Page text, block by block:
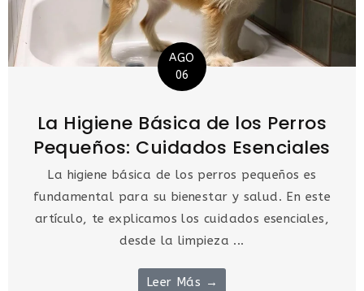
AGO
06
La Higiene Básica de los Perros
Pequeños: Cuidados Esenciales
La higiene básica de los perros pequeños es
fundamental para su bienestar y salud. En este
artículo, te explicamos los cuidados esenciales,
desde la limpieza ...
Leer Más →